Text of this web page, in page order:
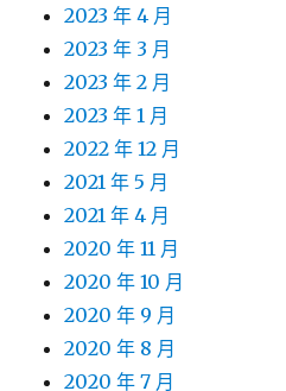
2023 年 4 月
2023 年 3 月
2023 年 2 月
2023 年 1 月
2022 年 12 月
2021 年 5 月
2021 年 4 月
2020 年 11 月
2020 年 10 月
2020 年 9 月
2020 年 8 月
2020 年 7 月